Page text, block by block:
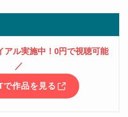
アル実施中！0円で視聴可能
／
で作品を見る